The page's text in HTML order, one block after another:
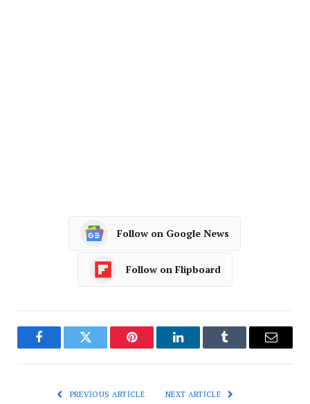
Follow on Google News
Follow on Flipboard
FacebookTwitter Pinterest LinkedInTumblr Email
PREVIOUS ARTICLE NEXT ARTICLE